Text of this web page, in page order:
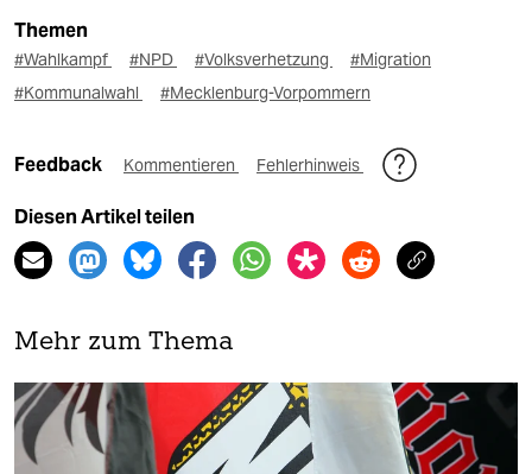
Themen
#Wahlkampf #NPD #Volksverhetzung
#Migration
#Kommunalwahl
#Mecklenburg-Vorpommern
Feedback Kommentieren Fehlerhinweis
Diesen Artikel teilen
Mehr zum Thema